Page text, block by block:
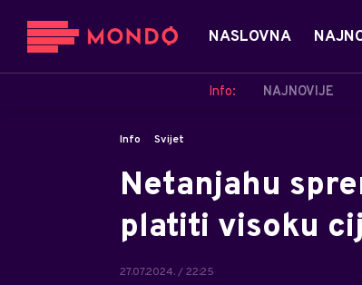
NASLOVNA
Info: NAJNOVIJE
Info Svijet
Netanjahu
platiti visoku
27.07.2024. / 22:25